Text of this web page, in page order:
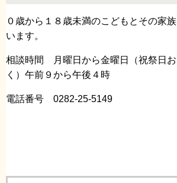
０歳から１８歳未満のこどもとその家
います。
相談時間 月曜日から金曜日（祝祭日
く）午前９から午後４時
電話番号 0282-25-5149